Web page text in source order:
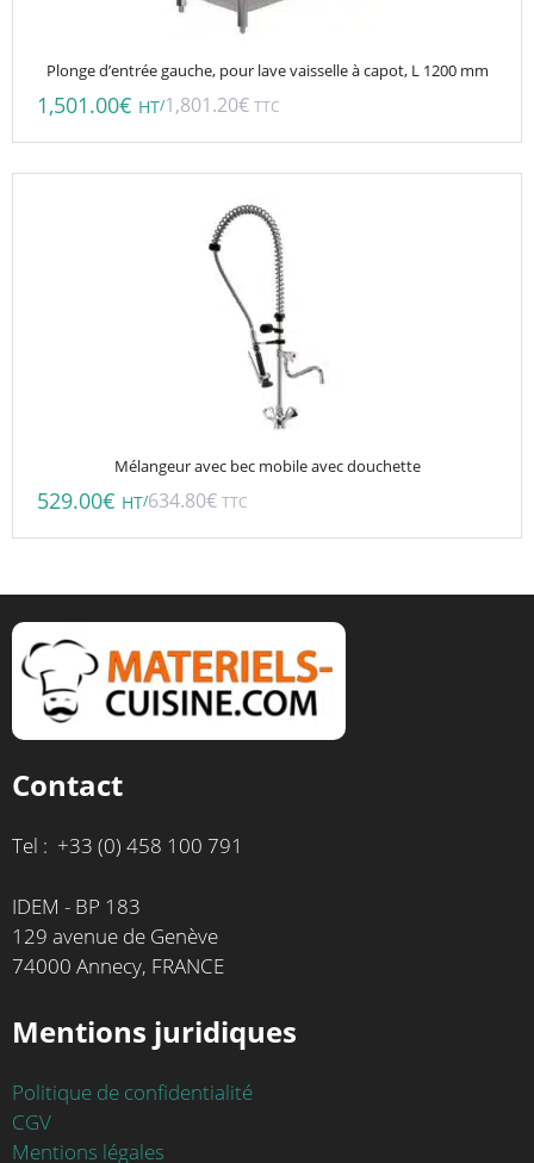
Plonge d’entrée gauche, pour lave vaisselle à capot, L 1200 mm
1,501.00€ HT/1,801.20€ TTC
Mélangeur avec bec mobile avec douchette
529.00€ HT/634.80€ TTC
Contact
Tel : +33 (0) 458 100 791
IDEM - BP 183
129 avenue de Genève
74000 Annecy, FRANCE
Mentions juridiques
Politique de confidentialité
CGV
Mentions légales